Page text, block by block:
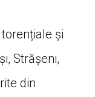
și
Strășeni,
din